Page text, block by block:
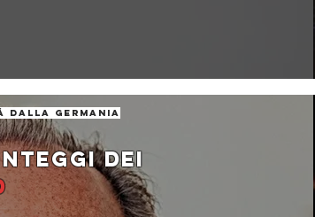
dalla germania
dei